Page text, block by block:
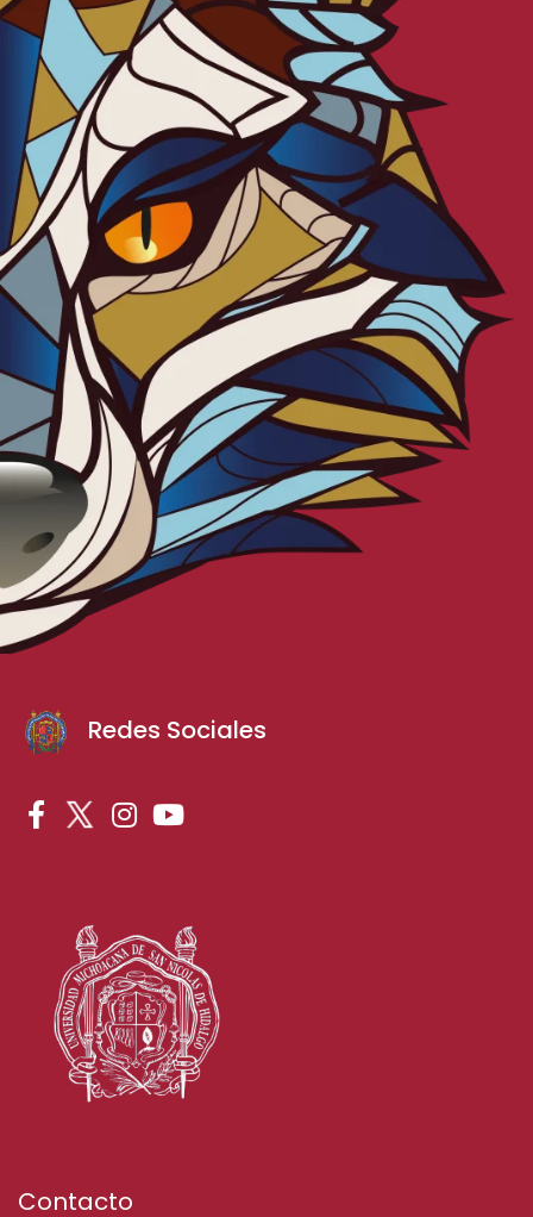
Redes Sociales
Contacto